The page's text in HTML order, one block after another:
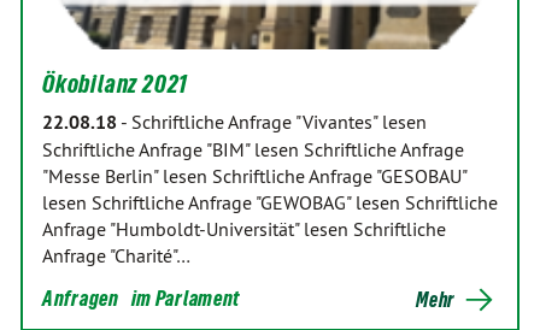
Ökobilanz 2021
22.08.18 - Schriftliche Anfrage "Vivantes" lesen
Schriftliche Anfrage "BIM" lesen Schriftliche Anfrage
"Messe Berlin" lesen Schriftliche Anfrage "GESOBAU"
lesen Schriftliche Anfrage "GEWOBAG" lesen Schriftliche
Anfrage "Humboldt-Universität" lesen Schriftliche
Anfrage "Charité"…
Anfragen im Parlament Mehr